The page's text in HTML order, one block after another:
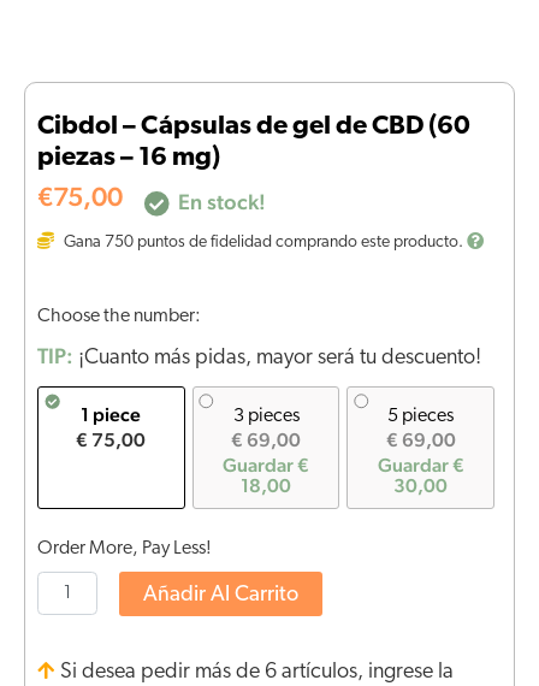
Cibdol – Cápsulas de gel de CBD (60
piezas – 16 mg)
€75,00 En stock!
Gana 750 puntos de fidelidad comprando este producto.
Choose the number:
TIP: ¡Cuanto más pidas, mayor será tu descuento!
1 piece
€ 75,00
3 pieces
€ 69,00
Guardar €
18,00
5 pieces
€ 69,00
Guardar €
30,00
Order More, Pay Less!
Añadir Al Carrito
Si desea pedir más de 6 artículos, ingrese la